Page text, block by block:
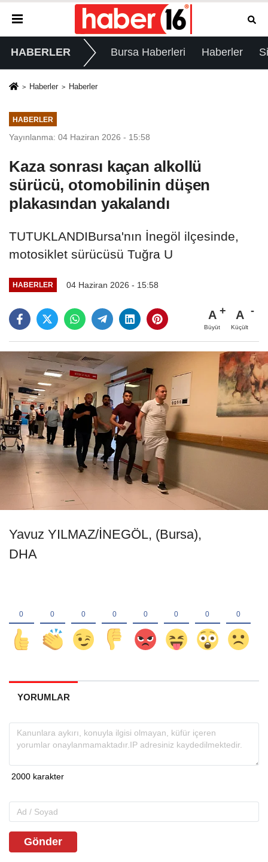
HABERLER Bursa Haberleri Haberler
Haberler Haberler
HABERLER
Yayınlanma: 04 Haziran 2026 - 15:58
Kaza sonrası kaçan alkollü
sürücü, otomobilinin düşen
plakasından yakalandı
TUTUKLANDIBursa'nın İnegöl ilçesinde,
motosiklet sürücüsü Tuğra U
HABERLER 04 Haziran 2026 - 15:58
A
Büyüt
A
Küçült
Yavuz YILMAZ/İNEGÖL, (Bursa),
DHA
YORUMLAR
Gönder